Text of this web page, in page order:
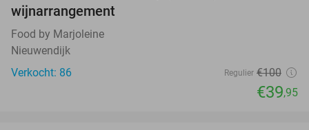
wijnarrangement
Food by Marjoleine
Nieuwendijk
Verkocht: 86
Regulier €100
€39,95